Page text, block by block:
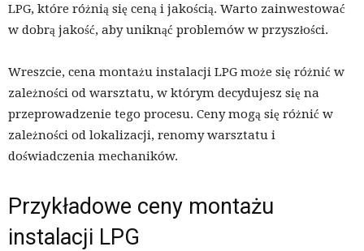
LPG, które różnią się ceną i jakością. Warto zainwestować
w dobrą jakość, aby uniknąć problemów w przyszłości.
Wreszcie, cena montażu instalacji LPG może się różnić w
zależności od warsztatu, w którym decydujesz się na
przeprowadzenie tego procesu. Ceny mogą się różnić w
zależności od lokalizacji, renomy warsztatu i
doświadczenia mechaników.
Przykładowe ceny montażu
instalacji LPG